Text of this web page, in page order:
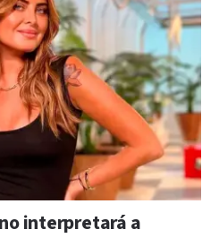
interpretará a